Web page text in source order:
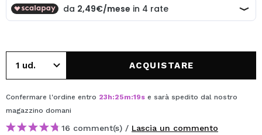
ACQUISTARE
Confermare l'ordine entro 23h:25m:19s e sarà spedito dal nostro
magazzino domani
16 comment(s) / Lascia un commento